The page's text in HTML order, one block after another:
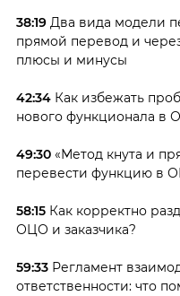
38:19Два вида модели
прямой перевод и
плюсы и минусы
42:34Как избежать
нового функционала в
49:30«Метод кнута и
перевести функцию в
58:15Как корректно
ОЦО и заказчика?
59:33Регламент
ответственности: что